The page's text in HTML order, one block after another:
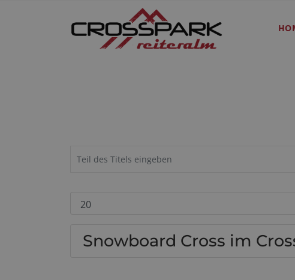
Snowboard Cross im